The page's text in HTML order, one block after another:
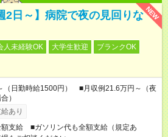
NEW
2日～】病院で夜の見回りな
人未経験OK 大学生歓迎
ブランクOK
（日勤時給1500円） ■月収例21.6万円～（夜
）
あり
額支給 ■ガソリン代も全額支給（規定あ